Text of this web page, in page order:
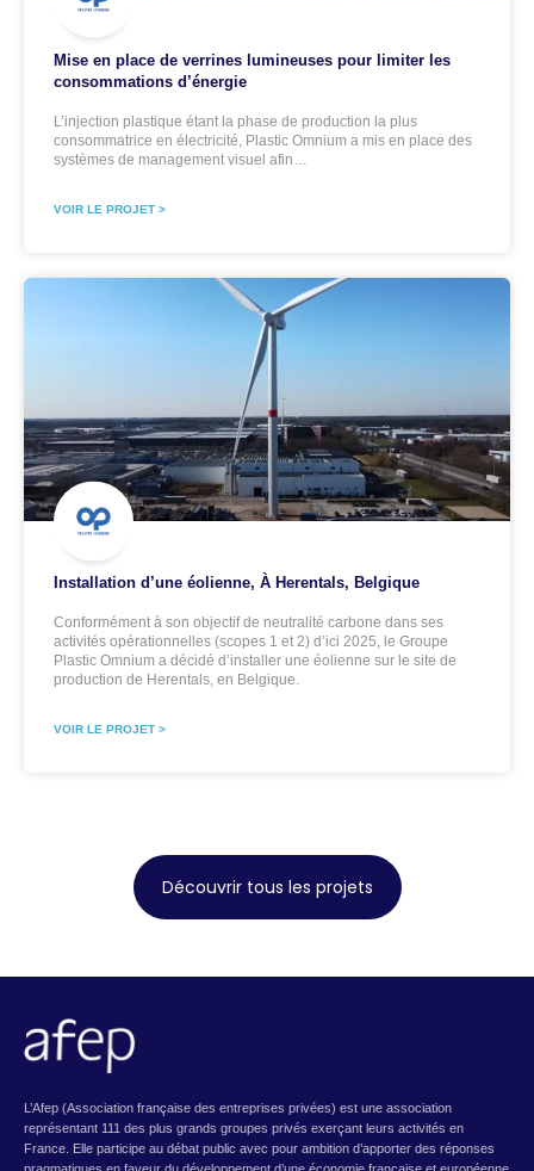
Mise en place de verrines lumineuses pour limiter les
consommations d’énergie
L’injection plastique étant la phase de production la plus
consommatrice en électricité, Plastic Omnium a mis en place des
systèmes de management visuel afin…
VOIR LE PROJET >
Installation d’une éolienne, À Herentals, Belgique
Conformément à son objectif de neutralité carbone dans ses
activités opérationnelles (scopes 1 et 2) d’ici 2025, le Groupe
Plastic Omnium a décidé d’installer une éolienne sur le site de
production de Herentals, en Belgique.
VOIR LE PROJET >
Découvrir tous les projets
L’Afep (Association française des entreprises privées) est une association
représentant 111 des plus grands groupes privés exerçant leurs activités en
France. Elle participe au débat public avec pour ambition d’apporter des réponses